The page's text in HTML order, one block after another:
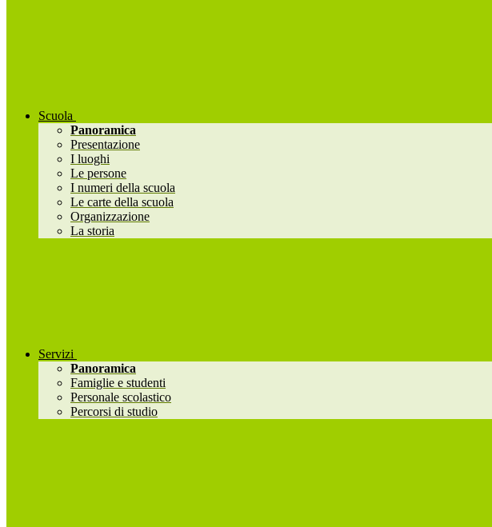
Scuola
Panoramica
Presentazione
I luoghi
Le persone
I numeri della scuola
Le carte della scuola
Organizzazione
La storia
Servizi
Panoramica
Famiglie e studenti
Personale scolastico
Percorsi di studio